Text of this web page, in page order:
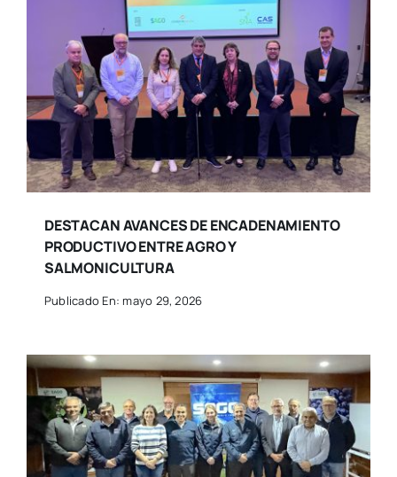
DESTACAN AVANCES DE ENCADENAMIENTO
PRODUCTIVO ENTRE AGRO Y
SALMONICULTURA
Publicado En: mayo 29, 2026